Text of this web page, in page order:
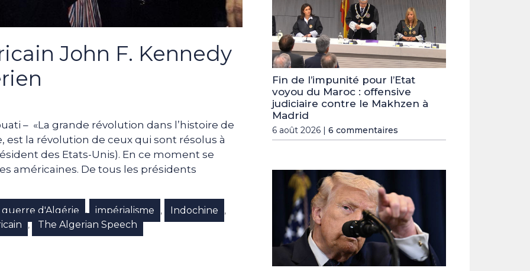
John F. Kennedy
– «La grande révolution dans l’histoire de
est la révolution de ceux qui sont résolus à
des Etats-Unis). En ce moment se
américaines. De tous les présidents
guerre d'Algérie , impérialisme , Indochine ,
, The Algerian Speech
Fin de l’impunité pour l’Etat
voyou du Maroc : offensive
judiciaire contre le Makhzen à
Madrid
6 août 2026 | 6 commentaires